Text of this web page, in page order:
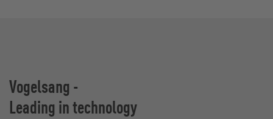
Vogelsang -
Leading in technology